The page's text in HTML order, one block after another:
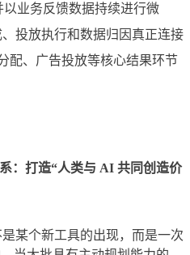
业务反馈数据持续进行微
投放执行和数据归因真正连接
配、广告投放等核心结果环节
：打造“人类与 AI 共同创造价
某个新工具的出现，而是一次